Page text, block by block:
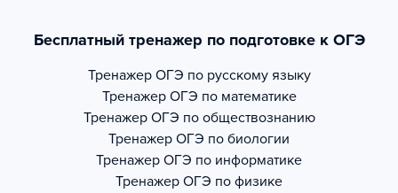
Бесплатный тренажер по подготовке к ОГЭ
Тренажер ОГЭ по русскому языку
Тренажер ОГЭ по математике
Тренажер ОГЭ по обществознанию
Тренажер ОГЭ по биологии
Тренажер ОГЭ по информатике
Тренажер ОГЭ по физике